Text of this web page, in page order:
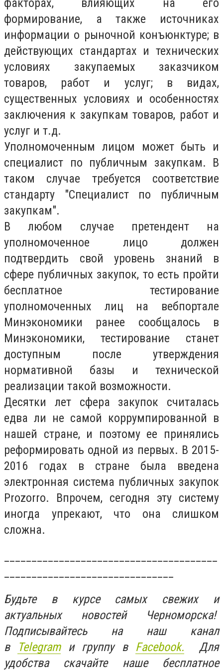
факторах, влияющих на его
формирование, а также источниках
информации о рыночной конъюнктуре; в
действующих стандартах и технических
условиях закупаемых заказчиком
товаров, работ и услуг; в видах,
существенных условиях и особенностях
заключения к закупкам товаров, работ и
услуг и т.д.
Уполномоченным лицом может быть и
специалист по публичным закупкам. В
таком случае требуется соответствие
стандарту "Специалист по публичным
закупкам".
В любом случае претендент на
уполномоченное лицо должен
подтвердить свой уровень знаний в
сфере публичных закупок, то есть пройти
бесплатное тестирование
уполномоченных лиц на вебпортале
Минэкономики ранее сообщалось в
Минэкономики, тестирование станет
доступным после утверждения
нормативной базы и технической
реализации такой возможности.
Десятки лет сфера закупок считалась
едва ли не самой коррумпированной в
нашей стране, и поэтому ее принялись
реформировать одной из первых. В 2015-
2016 годах в стране была введена
электронная система публичных закупок
Prozorro. Впрочем, сегодня эту систему
иногда упрекают, что она слишком
сложна.
Будьте в курсе самых свежих и
актуальных новостей Черноморска!
Подписывайтесь на наш канал
в
Telegramи группу в Facebook. Для
удобства скачайте наше бесплатное